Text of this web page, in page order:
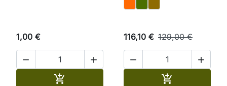
1,00 €
 

116,10 € 129,00 €
 
